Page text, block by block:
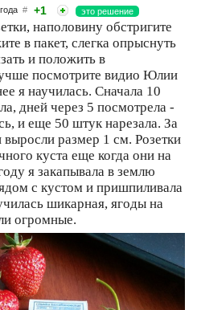
# +1 это решение
наполовину обстригите
в пакет, слегка опрыснуть
и положить в
посмотрите видио Юлии
я научилась. Сначала 10
дней через 5 посмотрела -
и еще 50 штук нарезала. За
размер 1 см. Розетки
куста еще когда они на
я закапывала в землю
с кустом и пришпиливала
шикарная, ягоды на
огромные.